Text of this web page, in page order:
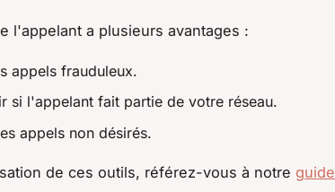
l'appelant a plusieurs avantages :
appels frauduleux.
si l'appelant fait partie de votre réseau.
appels non désirés.
de ces outils, référez-vous à notre guide